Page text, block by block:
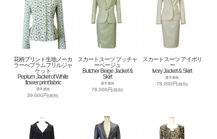
花柄プリント生地ノーカ
ラーぺプラムフリルジャ
ケット
Peplum Jacket of White
flower print fabric
通常価格
39,000円(税別)
スカートスーツ ブッチャ
ーベージュ
Butcher Beige Jacket &
Skirt
通常価格
78,000円(税別)
スカートスーツ アイボリ
ー
Ivory Jacket & Skirt
通常価格
78,000円(税別)